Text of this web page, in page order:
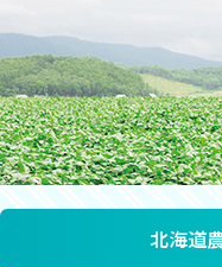
北海道